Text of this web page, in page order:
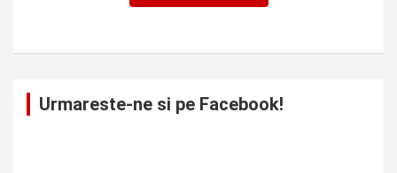
Urmareste-ne si pe Facebook!